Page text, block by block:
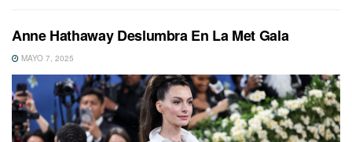
Anne Hathaway Deslumbra En La Met Gala
MAYO 7, 2025